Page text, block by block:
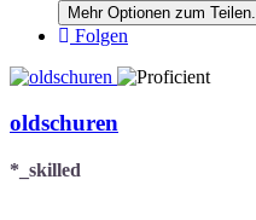
Mehr Optionen zum Teilen...
Folgen
oldschuren
*_skilled